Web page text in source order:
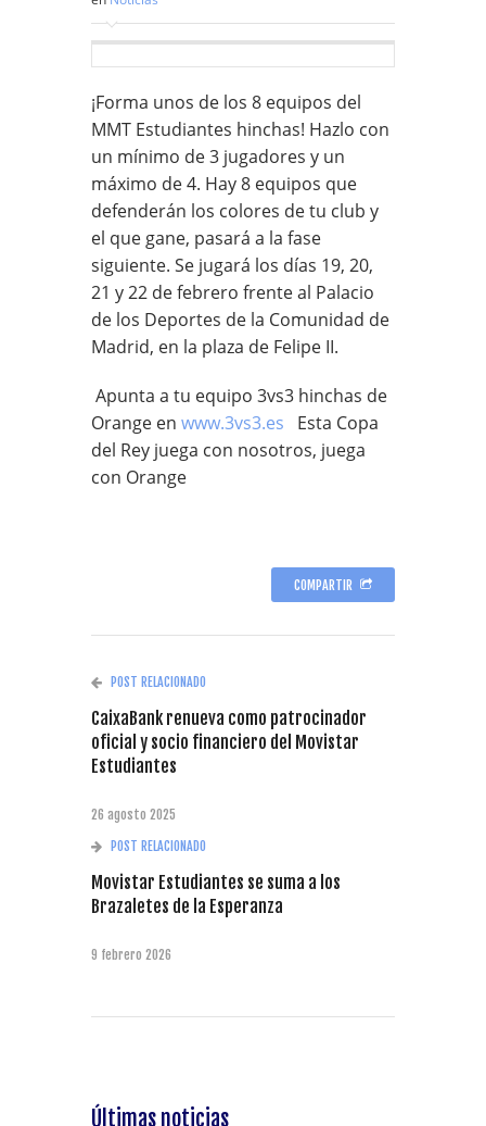
¡Forma unos de los 8 equipos del
MMT Estudiantes hinchas! Hazlo con
un mínimo de 3 jugadores y un
máximo de 4. Hay 8 equipos que
defenderán los colores de tu club y
el que gane, pasará a la fase
siguiente. Se jugará los días 19, 20,
21 y 22 de febrero frente al Palacio
de los Deportes de la Comunidad de
Madrid, en la plaza de Felipe II.
Apunta a tu equipo 3vs3 hinchas de
Orange en www.3vs3.es Esta Copa
del Rey juega con nosotros, juega
con Orange
COMPARTIR
POST RELACIONADO
CaixaBank renueva como patrocinador
oficial y socio financiero del Movistar
Estudiantes
26 agosto 2025
POST RELACIONADO
Movistar Estudiantes se suma a los
Brazaletes de la Esperanza
9 febrero 2026
Últimas noticias